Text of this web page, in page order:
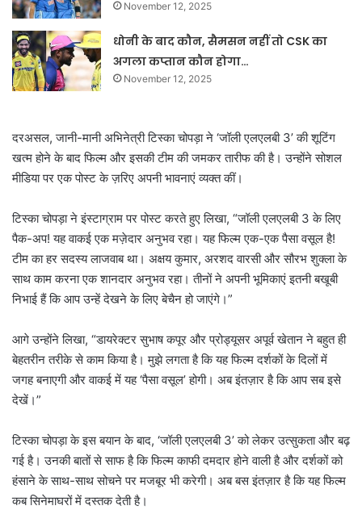
November 12, 2025
धोनी के बाद कौन, सैमसन नहीं तो CSK का
अगला कप्तान कौन होगा…
November 12, 2025
दरअसल, जानी-मानी अभिनेत्री टिस्का चोपड़ा ने ‘जॉली एलएलबी 3’ की शूटिंग
खत्म होने के बाद फिल्म और इसकी टीम की जमकर तारीफ की है। उन्होंने सोशल
मीडिया पर एक पोस्ट के ज़रिए अपनी भावनाएं व्यक्त कीं।
टिस्का चोपड़ा ने इंस्टाग्राम पर पोस्ट करते हुए लिखा, “जॉली एलएलबी 3 के लिए
पैक-अप! यह वाकई एक मज़ेदार अनुभव रहा। यह फिल्म एक-एक पैसा वसूल है!
टीम का हर सदस्य लाजवाब था। अक्षय कुमार, अरशद वारसी और सौरभ शुक्ला के
साथ काम करना एक शानदार अनुभव रहा। तीनों ने अपनी भूमिकाएं इतनी बखूबी
निभाई हैं कि आप उन्हें देखने के लिए बेचैन हो जाएंगे।”
आगे उन्होंने लिखा, “डायरेक्टर सुभाष कपूर और प्रोड्यूसर अपूर्व खेतान ने बहुत ही
बेहतरीन तरीके से काम किया है। मुझे लगता है कि यह फिल्म दर्शकों के दिलों में
जगह बनाएगी और वाकई में यह ‘पैसा वसूल’ होगी। अब इंतज़ार है कि आप सब इसे
देखें।”
टिस्का चोपड़ा के इस बयान के बाद, ‘जॉली एलएलबी 3’ को लेकर उत्सुकता और बढ़
गई है। उनकी बातों से साफ है कि फिल्म काफी दमदार होने वाली है और दर्शकों को
हंसाने के साथ-साथ सोचने पर मजबूर भी करेगी। अब बस इंतज़ार है कि यह फिल्म
कब सिनेमाघरों में दस्तक देती है।